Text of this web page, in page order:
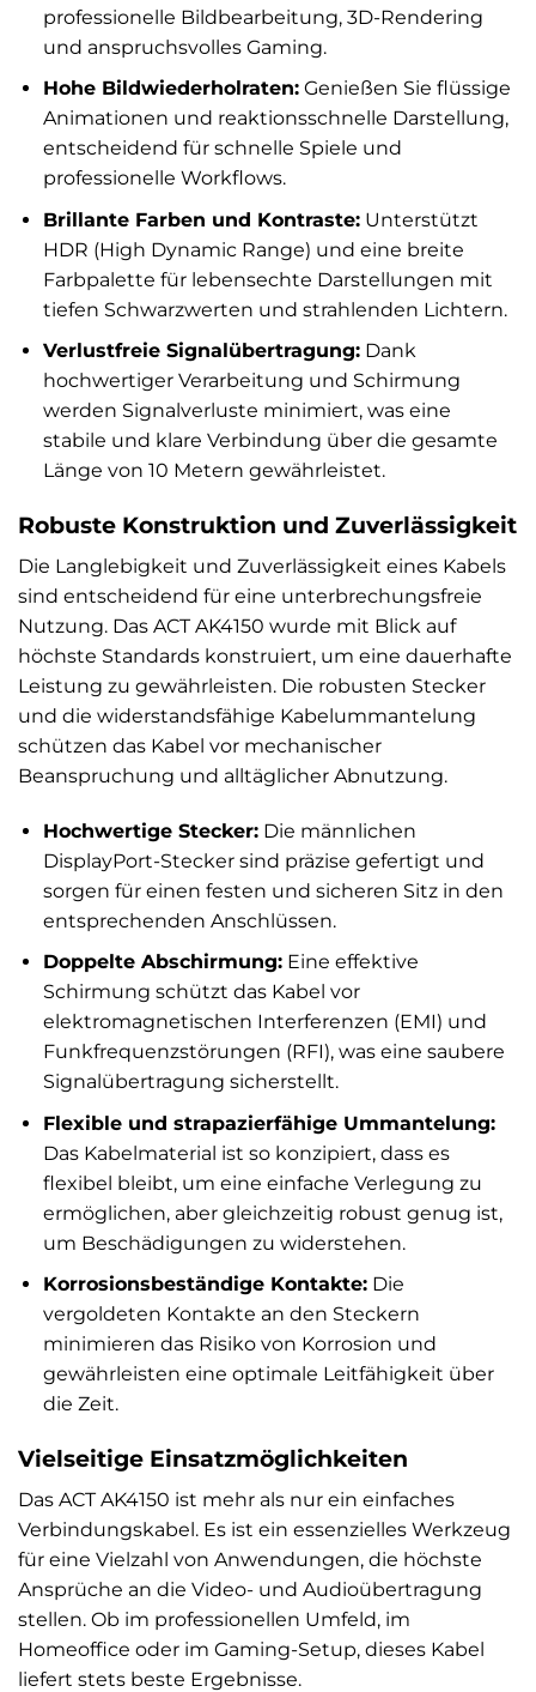
professionelle Bildbearbeitung, 3D-Rendering
und anspruchsvolles Gaming.
Hohe Bildwiederholraten:Genießen Sie flüssige
Animationen und reaktionsschnelle Darstellung,
entscheidend für schnelle Spiele und
professionelle Workflows.
Brillante Farben und Kontraste:Unterstützt
HDR (High Dynamic Range) und eine breite
Farbpalette für lebensechte Darstellungen mit
tiefen Schwarzwerten und strahlenden Lichtern.
Verlustfreie Signalübertragung:Dank
hochwertiger Verarbeitung und Schirmung
werden Signalverluste minimiert, was eine
stabile und klare Verbindung über die gesamte
Länge von 10 Metern gewährleistet.
Robuste Konstruktion und Zuverlässigkeit
Die Langlebigkeit und Zuverlässigkeit eines Kabels
sind entscheidend für eine unterbrechungsfreie
Nutzung. Das ACT AK4150 wurde mit Blick auf
höchste Standards konstruiert, um eine dauerhafte
Leistung zu gewährleisten. Die robusten Stecker
und die widerstandsfähige Kabelummantelung
schützen das Kabel vor mechanischer
Beanspruchung und alltäglicher Abnutzung.
Hochwertige Stecker:Die männlichen
DisplayPort-Stecker sind präzise gefertigt und
sorgen für einen festen und sicheren Sitz in den
entsprechenden Anschlüssen.
Doppelte Abschirmung:Eine effektive
Schirmung schützt das Kabel vor
elektromagnetischen Interferenzen (EMI) und
Funkfrequenzstörungen (RFI), was eine saubere
Signalübertragung sicherstellt.
Flexible und strapazierfähige Ummantelung:
Das Kabelmaterial ist so konzipiert, dass es
flexibel bleibt, um eine einfache Verlegung zu
ermöglichen, aber gleichzeitig robust genug ist,
um Beschädigungen zu widerstehen.
Korrosionsbeständige Kontakte:Die
vergoldeten Kontakte an den Steckern
minimieren das Risiko von Korrosion und
gewährleisten eine optimale Leitfähigkeit über
die Zeit.
Vielseitige Einsatzmöglichkeiten
Das ACT AK4150 ist mehr als nur ein einfaches
Verbindungskabel. Es ist ein essenzielles Werkzeug
für eine Vielzahl von Anwendungen, die höchste
Ansprüche an die Video- und Audioübertragung
stellen. Ob im professionellen Umfeld, im
Homeoffice oder im Gaming-Setup, dieses Kabel
liefert stets beste Ergebnisse.